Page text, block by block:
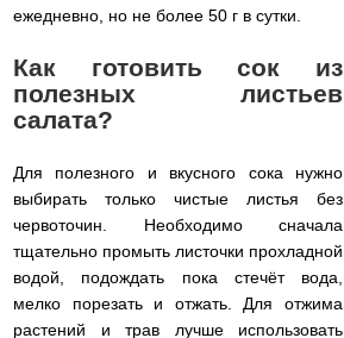
ежедневно, но не более 50 г в сутки.
Как готовить сок из
полезных листьев
салата?
Для полезного и вкусного сока нужно
выбирать только чистые листья без
червоточин. Необходимо сначала
тщательно промыть листочки прохладной
водой, подождать пока стечёт вода,
мелко порезать и отжать. Для отжима
растений и трав лучше использовать